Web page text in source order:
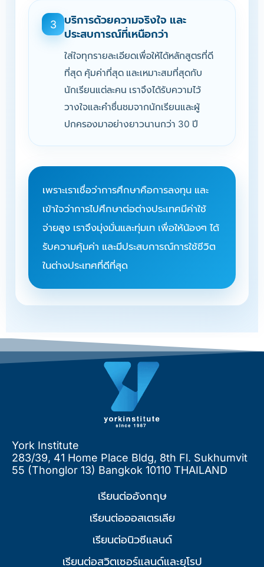
3
บริการด้วยความจริงใจ และ
ประสบการณ์ที่เหนือกว่า
ใส่ใจทุกรายละเอียดเพื่อให้ได้หลักสูตรที่ดี
ที่สุด คุ้มค่าที่สุด และเหมาะสมที่สุดกับ
นักเรียนแต่ละคน เราจึงได้รับความไว้
วางใจและคำชื่นชมจากนักเรียนและผู้
ปกครองมาอย่างยาวนานกว่า 30 ปี
เพราะเราเชื่อว่าการศึกษาคือการลงทุน และ
เข้าใจว่าการไปศึกษาต่อต่างประเทศมีค่าใช้
จ่ายสูง เราจึงมุ่งมั่นและทุ่มเท เพื่อให้น้องๆ ได้
รับความคุ้มค่า และมีประสบการณ์การใช้ชีวิต
ในต่างประเทศที่ดีที่สุด
York Institute
283/39, 41 Home Place Bldg, 8th Fl. Sukhumvit
55 (Thonglor 13) Bangkok 10110 THAILAND
เรียนต่ออังกฤษ
เรียนต่อออสเตรเลีย
เรียนต่อนิวซีแลนด์
เรียนต่อสวิตเซอร์แลนด์และยุโรป